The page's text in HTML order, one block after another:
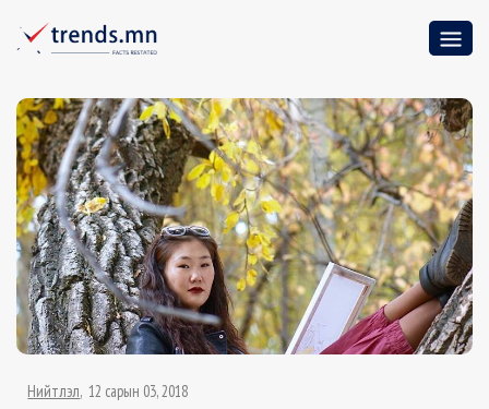
Нийтлэл 12 сарын 03, 2018